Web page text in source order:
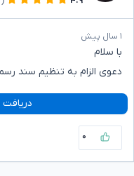
۱ سال پیش
با سلام
دعوی الزام به تنظیم سند
دریافت
۰